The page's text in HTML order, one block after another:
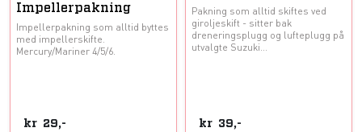
Impellerpakning
Impellerpakning som alltid byttes
med impellerskifte.
Mercury/Mariner 4/5/6.
kr 29,-
Pakning som alltid skiftes ved
giroljeskift - sitter bak
dreneringsplugg og lufteplugg på
utvalgte Suzuki...
kr 39,-